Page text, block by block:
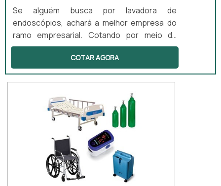
Se alguém busca por lavadora de
endoscópios, achará a melhor empresa do
ramo empresarial. Cotando por meio da
própria empresa e descobrindo a melhor
referência em qualidade.DIFERENCIAIS
IMPORTANTES DE LAVADORA DE
ENDOSCÓPIOSQuem quer achar lavadora de
endoscópios em uma empresa inovadora,
depara com a Sanders do Brasil. A empresa
atua com lavadoras ultrassônicas e
circuladores de saneantes, garantindo a
satisfação da venda à entrega fin...
COTAR AGORA